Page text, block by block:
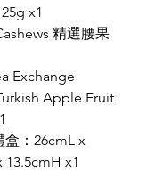
x1
精選腰果
Exchange
Apple Fruit
盒：26cmL x
13.5cmH x1